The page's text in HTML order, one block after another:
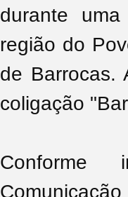
durante
região do
de Barrocas.
coligação
Conforme